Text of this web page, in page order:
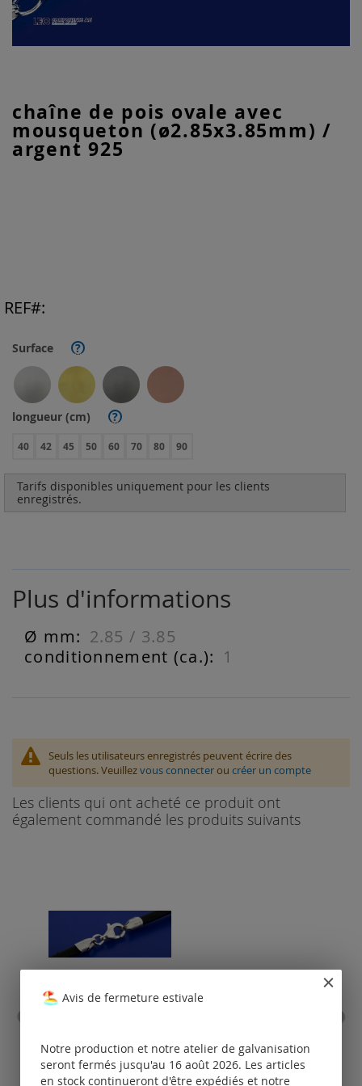
chaîne de pois ovale avec
mousqueton (ø2.85x3.85mm) /
argent 925
Surface ?
longueur (cm) ?
40 42 45 50 60 70 80 90
Tarifs disponibles uniquement pour les clients
enregistrés.
REF
to
the
beginning
of
Plus d'informations
Plus
d'informations
2.85 / 3.85
1
Seuls les utilisateurs enregistrés peuvent écrire des
questions. Veuillezvous connecterou créer un compte
Les clients qui ont acheté ce produit ont
également commandé les produits suivants
mousqueton (ø 2 mm,
longueur 50-90 cm)
Avis de fermeture estivale
Notre production et notre atelier de galvanisation
seront fermés jusqu'au 16 août 2026. Les articles
en stock continueront d'être expédiés et notre